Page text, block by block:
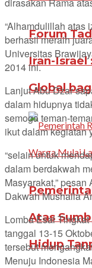
Forum
Iran-Israel
Global
Atas
Hidup
“Alhamdulillah atas
berhasil meraih
Universitas
2014 ini.
Lanjut Abu Dzar
dalam hidupnya
semoga teman-
ikut dalam kegiatan
“selain untuk
dalam berdakwah
Masyarakat,”
Dakwah Mushalla
Lomba Esai
tanggal 13-15
tersebut
Menuju Indonesia